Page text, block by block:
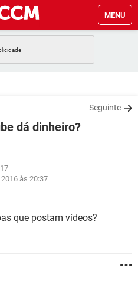
MENU
GMAIL
WHATSAPP
FACEBOOK
GMAIL
Seguinte
dá dinheiro?
às 20:37
que postam vídeos?